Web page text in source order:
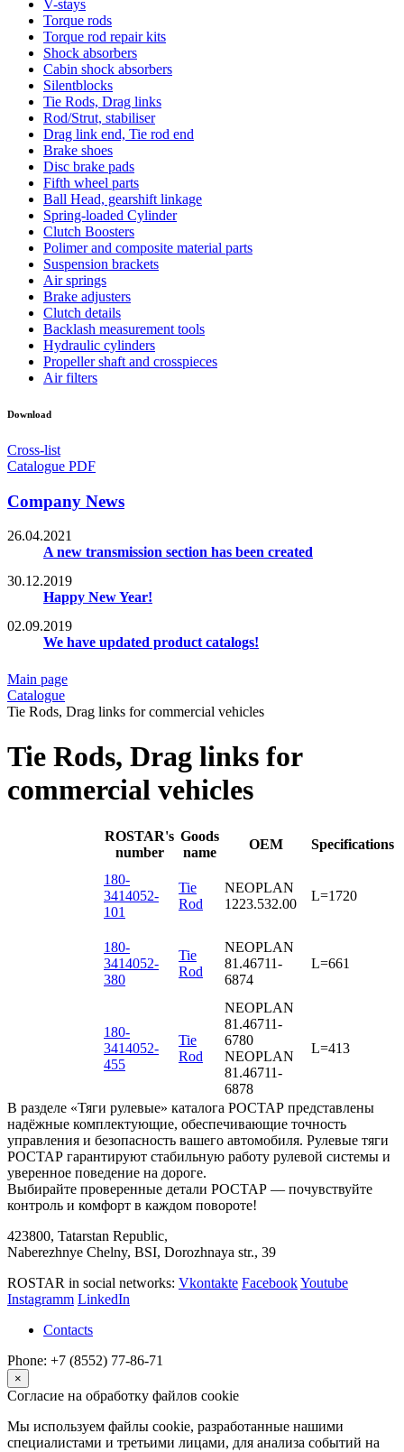
V-stays
Torque rods
Torque rod repair kits
Shock absorbers
Cabin shock absorbers
Silentblocks
Tie Rods, Drag links
Rod/Strut, stabiliser
Drag link end, Tie rod end
Brake shoes
Disc brake pads
Fifth wheel parts
Ball Head, gearshift linkage
Spring-loaded Cylinder
Clutch Boosters
Polimer and composite material parts
Suspension brackets
Air springs
Brake adjusters
Clutch details
Backlash measurement tools
Hydraulic cylinders
Propeller shaft and crosspieces
Air filters
Download
Cross-list
Catalogue PDF
Company News
26.04.2021
A new transmission section has been created
30.12.2019
Happy New Year!
02.09.2019
We have updated product catalogs!
Main page
Catalogue
Tie Rods, Drag links for commercial vehicles
Tie Rods, Drag links for
commercial vehicles
ROSTAR's
number
Goods
name
OEM Specifications
180-
3414052-
101
Tie
Rod
NEOPLAN
1223.532.00
L=1720
180-
3414052-
380
Tie
Rod
NEOPLAN
81.46711-
6874
L=661
180-
3414052-
455
Tie
Rod
NEOPLAN
81.46711-
6780
NEOPLAN
81.46711-
6878
L=413
В разделе «Тяги рулевые» каталога РОСТАР представлены
надёжные комплектующие, обеспечивающие точность
управления и безопасность вашего автомобиля. Рулевые тяги
РОСТАР гарантируют стабильную работу рулевой системы и
уверенное поведение на дороге.
Выбирайте проверенные детали РОСТАР — почувствуйте
контроль и комфорт в каждом повороте!
423800, Tatarstan Republic,
Naberezhnye Chelny, BSI, Dorozhnaya str., 39
ROSTAR in social networks: Vkontakte FacebookYoutube
Instagramm LinkedIn
Contacts
Phone: +7 (8552) 77-86-71
×
Согласие на обработку файлов cookie
Мы используем файлы cookie, разработанные нашими
специалистами и третьими лицами, для анализа событий на